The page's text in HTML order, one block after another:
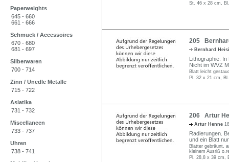
Paperweights
645 - 660
661 - 666
Schmuck / Accessoires
670 - 680
681 - 697
Silberwaren
700 - 714
Zinn / Unedle Metalle
715 - 722
Asiatika
731 - 732
Miscellaneen
733 - 737
Uhren
738 - 741
St. 46 x 28 cm,
205
Bernhard
Lithographie.
Nicht im WVZ
Blatt leicht
Pl. 32 x 21 cm,
206 Artur
Artur Henne
Radierungen.
und ein Blatt
Blätter gebräunt,
kleinem Ausriß
Pl. 28,8 x 39 cm,